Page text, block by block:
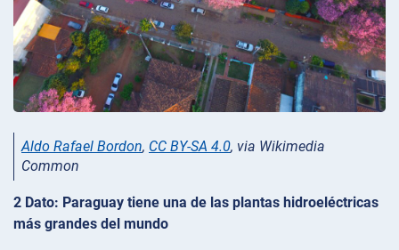
Aldo Rafael Bordon, CC BY-SA 4.0, via Wikimedia
Common
2 Dato: Paraguay tiene una de las plantas hidroeléctricas
más grandes del mundo